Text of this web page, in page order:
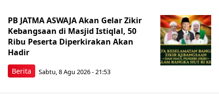
Berita
PB JATMA ASWAJA Akan Gelar Zikir
Kebangsaan di Masjid Istiqlal, 50
Ribu Peserta Diperkirakan Akan
Hadir
Sabtu, 8 Agu 2026 - 21:53